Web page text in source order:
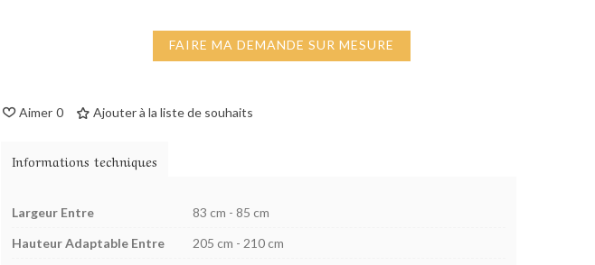
FAIRE MA DEMANDE SUR MESURE
Aimer 0 Ajouter à la liste de souhaits
Informations techniques
Largeur Entre
83 cm - 85 cm
Hauteur Adaptable Entre
205 cm - 210 cm